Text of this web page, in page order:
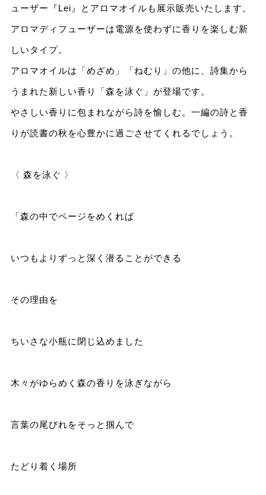
ューザー『Lei』とアロマオイルも展示販売いたします。
アロマディフューザーは電源を使わずに香りを楽しむ新
しいタイプ。
アロマオイルは「めざめ」「ねむり」の他に、詩集から
うまれた新しい香り「森を泳ぐ」が登場です。
やさしい香りに包まれながら詩を愉しむ。一編の詩と香
りが読書の秋を心豊かに過ごさせてくれるでしょう。
〈 森を泳ぐ 〉
「森の中でページをめくれば
いつもよりずっと深く潜ることができる
その理由を
ちいさな小瓶に閉じ込めました
木々がゆらめく森の香りを泳ぎながら
言葉の尾びれをそっと掴んで
たどり着く場所